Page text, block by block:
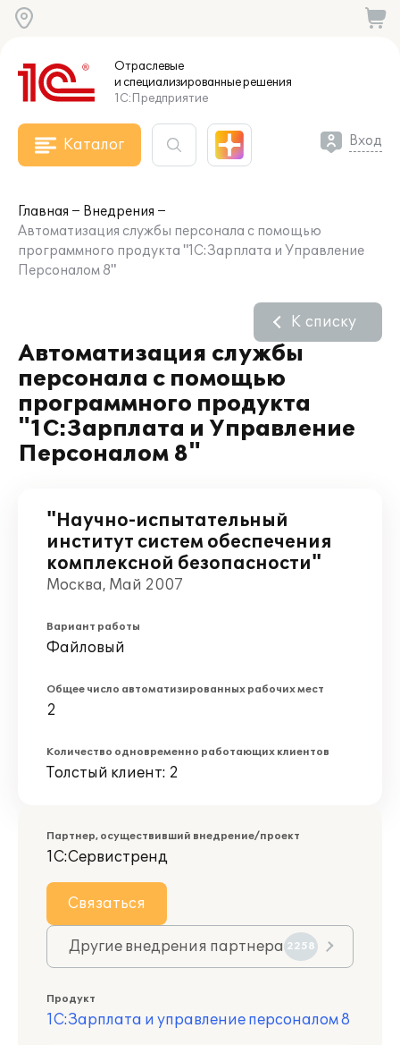
Отраслевые
и специализированныерешения
1С:Предприятие
Каталог Вход
Главная
Внедрения
Автоматизация службы персонала с помощью
программного продукта "1С:Зарплата и Управление
Персоналом 8"
Автоматизация службы
персонала с помощью
программного продукта
"1С:Зарплата и Управление
Персоналом 8"
К списку
"Научно-испытательный
институт систем обеспечения
комплексной безопасности"
Москва, Май 2007
Вариант работы
Файловый
Общее число автоматизированных рабочих мест
2
Количество одновременно работающих клиентов
Толстый клиент: 2
Партнер, осуществивший внедрение/проект
1С:Сервистренд
Связаться
Другие внедрения партнера 2258
Продукт
1С:Зарплата и управление персоналом 8